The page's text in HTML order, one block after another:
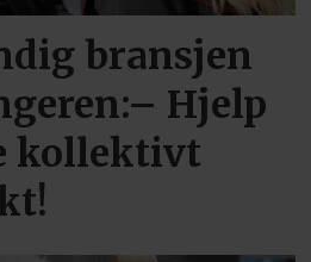
bransjen
Hjelp
kollektivt